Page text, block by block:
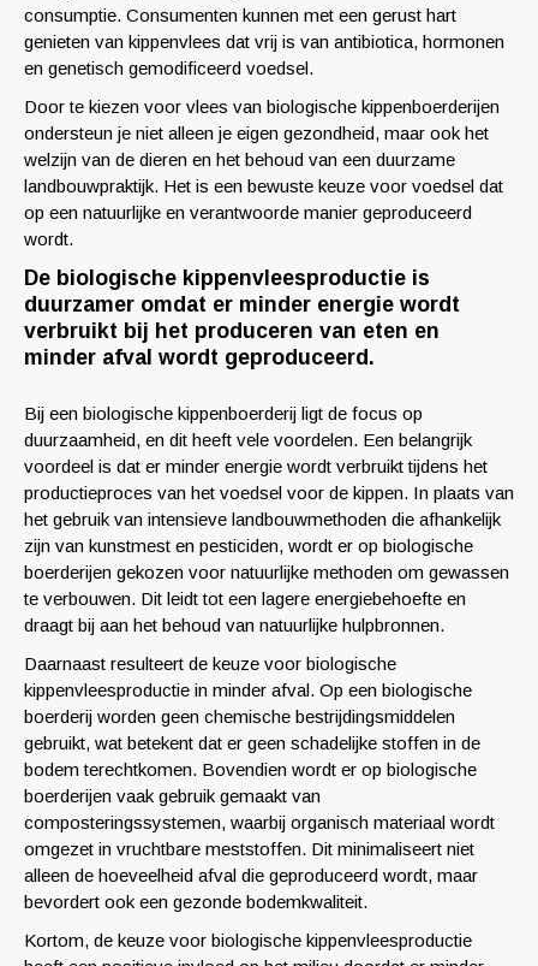
consumptie. Consumenten kunnen met een gerust hart
genieten van kippenvlees dat vrij is van antibiotica, hormonen
en genetisch gemodificeerd voedsel.
Door te kiezen voor vlees van biologische kippenboerderijen
ondersteun je niet alleen je eigen gezondheid, maar ook het
welzijn van de dieren en het behoud van een duurzame
landbouwpraktijk. Het is een bewuste keuze voor voedsel dat
op een natuurlijke en verantwoorde manier geproduceerd
wordt.
De biologische kippenvleesproductie is
duurzamer omdat er minder energie wordt
verbruikt bij het produceren van eten en
minder afval wordt geproduceerd.
Bij een biologische kippenboerderij ligt de focus op
duurzaamheid, en dit heeft vele voordelen. Een belangrijk
voordeel is dat er minder energie wordt verbruikt tijdens het
productieproces van het voedsel voor de kippen. In plaats van
het gebruik van intensieve landbouwmethoden die afhankelijk
zijn van kunstmest en pesticiden, wordt er op biologische
boerderijen gekozen voor natuurlijke methoden om gewassen
te verbouwen. Dit leidt tot een lagere energiebehoefte en
draagt bij aan het behoud van natuurlijke hulpbronnen.
Daarnaast resulteert de keuze voor biologische
kippenvleesproductie in minder afval. Op een biologische
boerderij worden geen chemische bestrijdingsmiddelen
gebruikt, wat betekent dat er geen schadelijke stoffen in de
bodem terechtkomen. Bovendien wordt er op biologische
boerderijen vaak gebruik gemaakt van
composteringssystemen, waarbij organisch materiaal wordt
omgezet in vruchtbare meststoffen. Dit minimaliseert niet
alleen de hoeveelheid afval die geproduceerd wordt, maar
bevordert ook een gezonde bodemkwaliteit.
Kortom, de keuze voor biologische kippenvleesproductie